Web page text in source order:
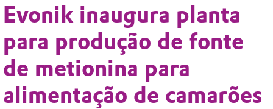
Evonik inaugura planta
para produção de fonte
de metionina para
alimentação de camarões